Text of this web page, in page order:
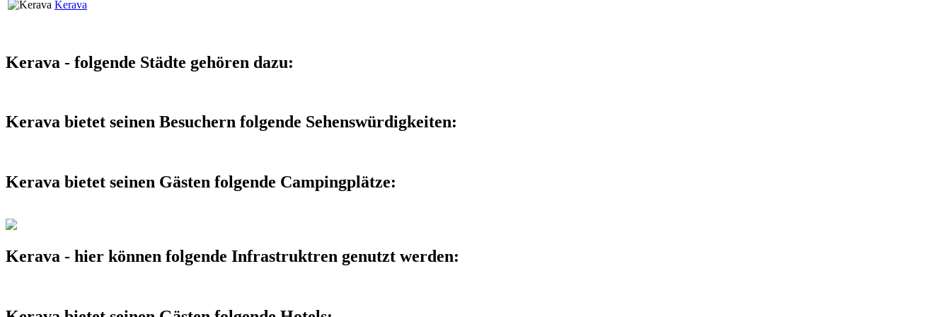
Kerava
Kerava - folgende Städte gehören dazu:
Kerava bietet seinen Besuchern folgende Sehenswürdigkeiten:
Kerava bietet seinen Gästen folgende Campingplätze:
Kerava - hier können folgende Infrastruktren genutzt werden: